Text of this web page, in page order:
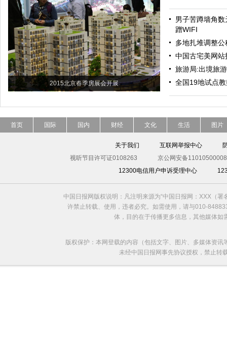
2015北京春季房展会开展
男子苦蹲墙角
蹭WIFI
多地扎堆调整
中国古宅美网
旅游局:出境旅
全国19地试点教
首页 国际 国内 财经 文化 生活 图片
关于我们 互联网举报中心
视听节目许可证0108263
京公网安备
12300电信用户申诉受理中心
中国日报网版权说明：凡注明来源为“中国日报网：XXX（
许禁止转载、使用，违者必究。如需使用，请与010-
体，目的在于传播更多信息，其他媒体
版权保护：本网登载的内容（包括文字、图片、多媒体资
未经中国日报网事先协议授权，禁止转